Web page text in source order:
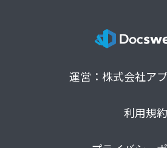
運営：株式会社ア
利用規約